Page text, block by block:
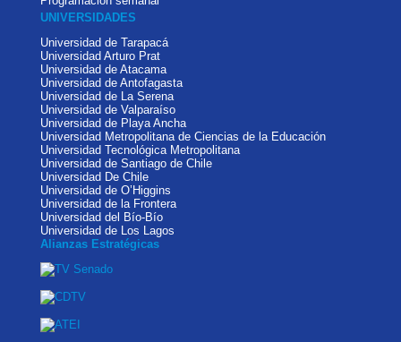
UNIVERSIDADES
Universidad de Tarapacá
Universidad Arturo Prat
Universidad de Atacama
Universidad de Antofagasta
Universidad de La Serena
Universidad de Valparaíso
Universidad de Playa Ancha
Universidad Metropolitana de Ciencias de la Educación
Universidad Tecnológica Metropolitana
Universidad de Santiago de Chile
Universidad De Chile
Universidad de O’Higgins
Universidad de la Frontera
Universidad del Bío-Bío
Universidad de Los Lagos
Alianzas Estratégicas